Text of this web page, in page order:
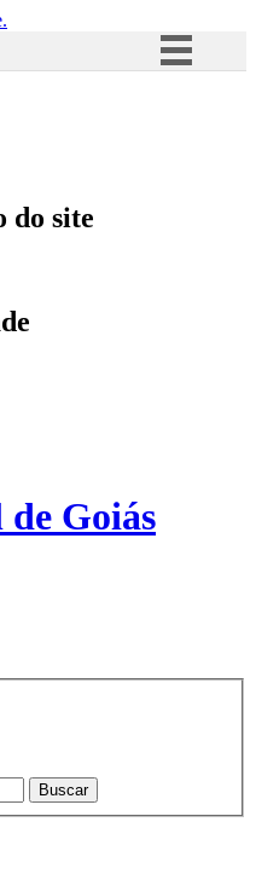
Acesso à informação
do site
Goiás
Buscar